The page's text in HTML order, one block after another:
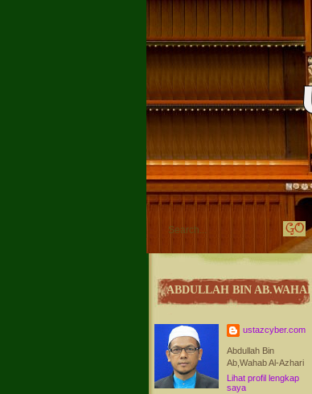
ABDULLAH BIN AB.WAHAB
ustazcyber.com
Abdullah Bin
Ab,Wahab Al-Azhari
Lihat profil lengkap
saya